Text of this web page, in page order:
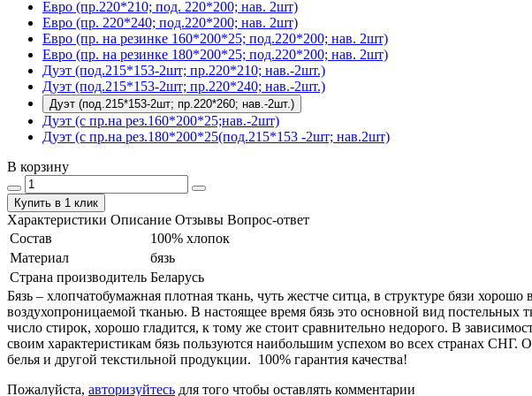
Евро (пр.220*210; под. 220*200; нав. 2шт)
Евро (пр. 220*240; под.220*200; нав. 2шт)
Евро (пр. на резинке 160*200*25; под.220*200; нав. 2шт)
Евро (пр. на резинке 180*200*25; под.220*200; нав. 2шт)
Дуэт (под.215*153-2шт; пр.220*210; нав.-2шт.)
Дуэт (под.215*153-2шт; пр.220*240; нав.-2шт.)
Дуэт (под.215*153-2шт; пр.220*260; нав.-2шт.)
Дуэт (с пр.на рез.160*200*25;нав.-2шт)
Дуэт (с пр.на рез.180*200*25(под.215*153 -2шт; нав.2шт)
В корзину
Купить в 1 клик
Характеристики Описание Отзывы Вопрос-ответ
Состав
100% хлопок
Материал
бязь
Страна производитель Беларусь
Бязь – хлопчатобумажная плотная ткань, чуть жестче ситца, в структуре бязи
воздухопроницаемой тканью. В настоящее время бязь это основной вид постельных
число стирок, хорошо гладится, к тому же стоит сравнительно недорого. В
своим характеристикам бязь пользуются наибольшим успехом во всех странах
белья и другой текстильной продукции. 100% гарантия качества!
Пожалуйста, авторизуйтесь для того чтобы оставлять комментарии